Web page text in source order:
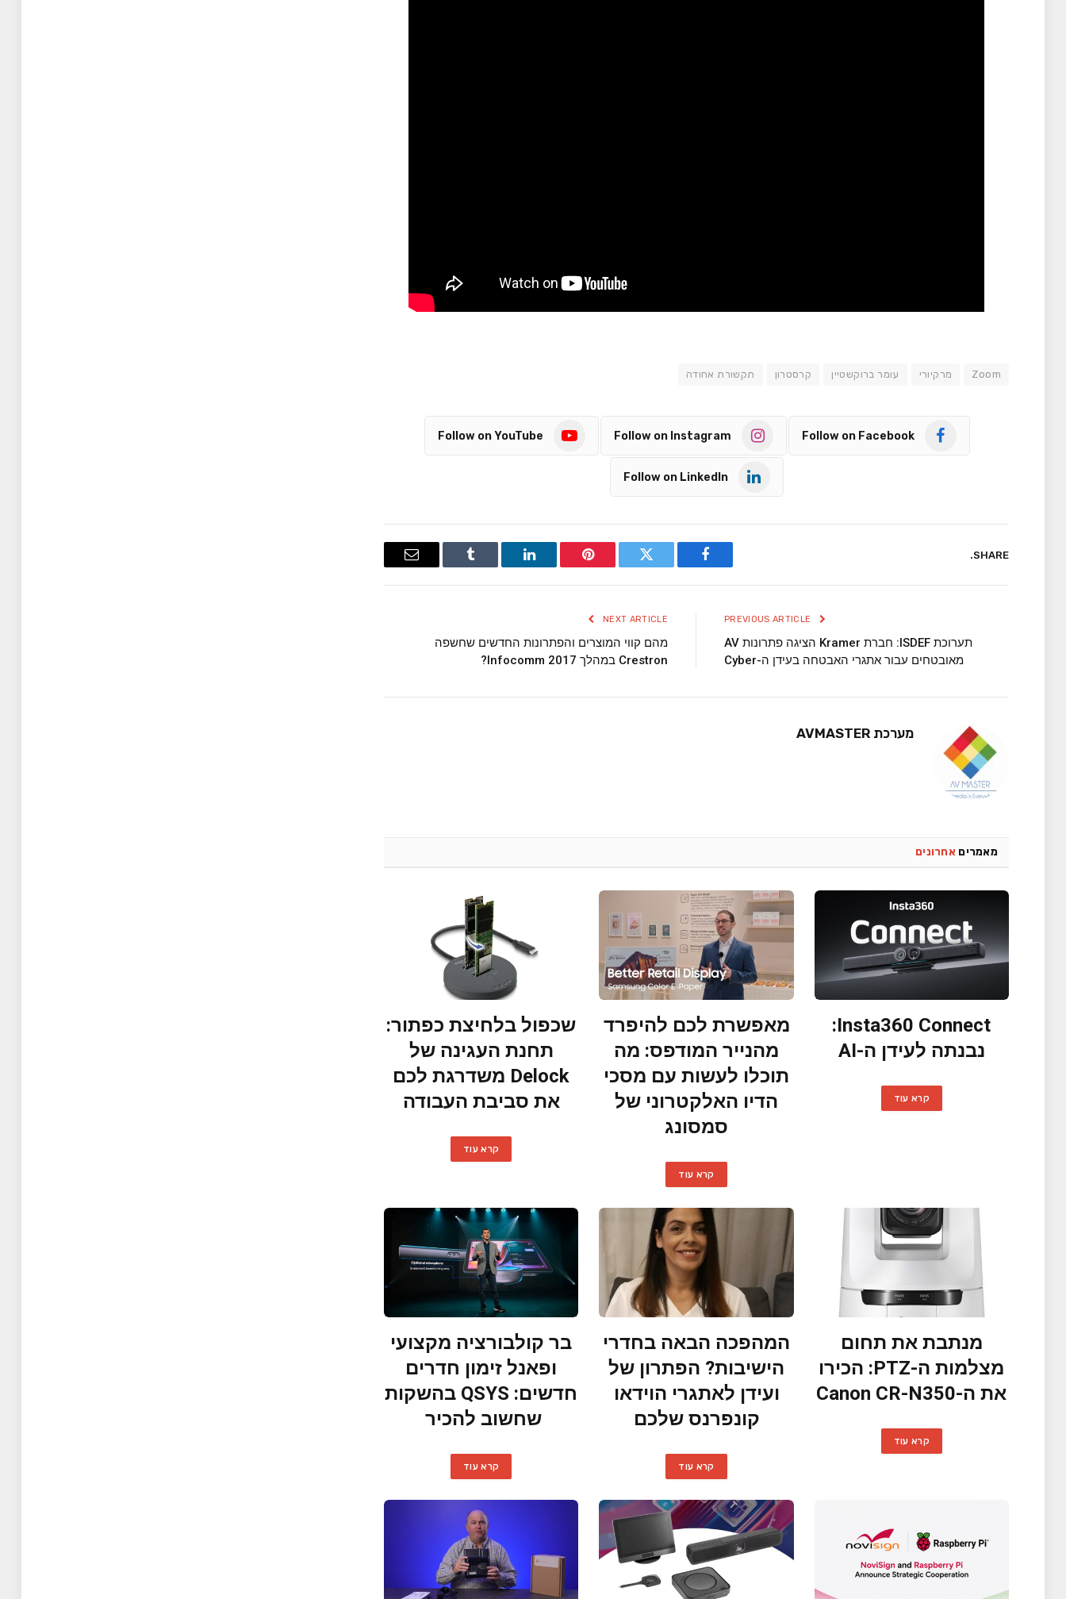
Zoom מרקיורי עומר ברוקשטיין קרסטרון תקשורת אחודה
Follow on Facebook
Follow on Instagram
Follow on YouTube
Follow on LinkedIn
SHARE.
Facebook
Twitter
Pinterest
LinkedIn
Tumblr
Email
תערוכת ISDEF: חברת Kramer הציגה פתרונות AV
מאובטחים עבור אתגרי האבטחה בעידן ה-Cyber
NEXT ARTICLE
מהם קווי המוצרים והפתרונות החדשים שחשפה
Crestron במהלך Infocomm 2017?
מערכת AVMASTER
מאמרים אחרונים
Insta360 Connect:
נבנתה לעידן ה-AI
קרא עוד
מאפשרת לכם להיפרד
מהנייר המודפס: מה
תוכלו לעשות עם מסכי
הדיו האלקטרוני של
סמסונג
קרא עוד
שכפול בלחיצת כפתור:
תחנת העגינה של
Delock משדרגת לכם
את סביבת העבודה
קרא עוד
מנתבת את תחום
מצלמות ה-PTZ: הכירו
את ה-Canon CR-N350
קרא עוד
המהפכה הבאה בחדרי
הישיבות? הפתרון של
ועידן לאתגרי הוידאו
קונפרנס שלכם
קרא עוד
בר קולבורציה מקצועי
ופאנל זימון חדרים
חדשים: QSYS בהשקות
שחשוב להכיר
קרא עוד